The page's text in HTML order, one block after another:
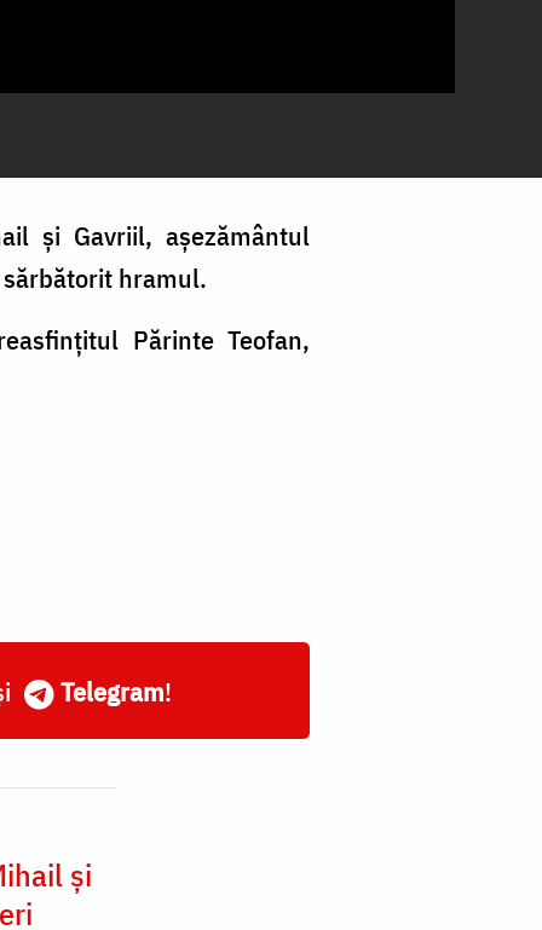
și Gavriil, așezământul
hramul.
Părinte Teofan,
Telegram!
și